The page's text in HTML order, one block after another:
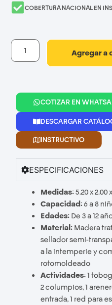
COBERTURA NACIONAL EN
Agregar a
COTIZAR EN
DESCARGAR
INSTRUCTIVO
ESPECIFICACIONES
Medidas:5.20 x 2.00
Capacidad:6 a 8
Edades:De 3 a 12
Material:Madera
sellador semi-
a la intemperie y
rotomoldeado
Actividades:1
2 columpios, 1
entrada, 1 red para